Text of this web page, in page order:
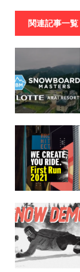
関連記事一覧